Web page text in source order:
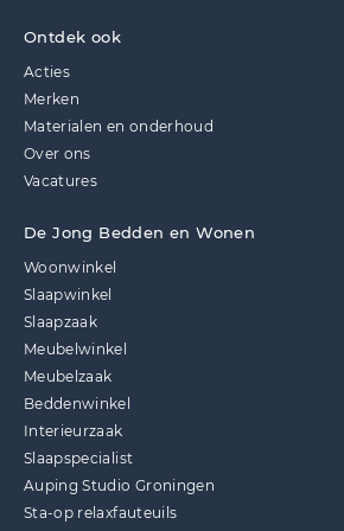
Ontdek ook
Acties
Merken
Materialen en onderhoud
Over ons
Vacatures
De Jong Bedden en Wonen
Woonwinkel
Slaapwinkel
Slaapzaak
Meubelwinkel
Meubelzaak
Beddenwinkel
Interieurzaak
Slaapspecialist
Auping Studio Groningen
Sta-op relaxfauteuils